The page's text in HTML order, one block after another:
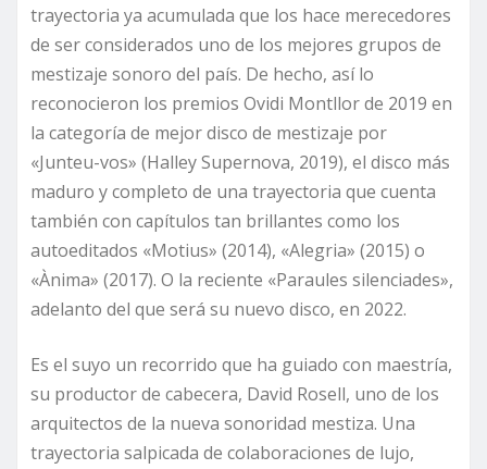
trayectoria ya acumulada que los hace merecedores
de ser considerados uno de los mejores grupos de
mestizaje sonoro del país. De hecho, así lo
reconocieron los premios Ovidi Montllor de 2019 en
la categoría de mejor disco de mestizaje por
«Junteu-vos» (Halley Supernova, 2019), el disco más
maduro y completo de una trayectoria que cuenta
también con capítulos tan brillantes como los
autoeditados «Motius» (2014), «Alegria» (2015) o
«Ànima» (2017). O la reciente «Paraules silenciades»,
adelanto del que será su nuevo disco, en 2022.
Es el suyo un recorrido que ha guiado con maestría,
su productor de cabecera, David Rosell, uno de los
arquitectos de la nueva sonoridad mestiza. Una
trayectoria salpicada de colaboraciones de lujo,